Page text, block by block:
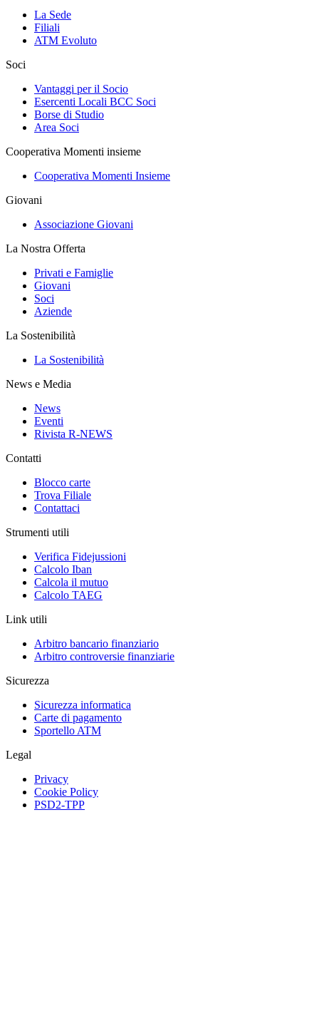
La Sede
Filiali
ATM Evoluto
Soci
Vantaggi per il Socio
Esercenti Locali BCC Soci
Borse di Studio
Area Soci
Cooperativa Momenti insieme
Cooperativa Momenti Insieme
Giovani
Associazione Giovani
La Nostra Offerta
Privati e Famiglie
Giovani
Soci
Aziende
La Sostenibilità
La Sostenibilità
News e Media
News
Eventi
Rivista R-NEWS
Contatti
Blocco carte
Trova Filiale
Contattaci
Strumenti utili
Verifica Fidejussioni
Calcolo Iban
Calcola il mutuo
Calcolo TAEG
Link utili
Arbitro bancario finanziario
Arbitro controversie finanziarie
Sicurezza
Sicurezza informatica
Carte di pagamento
Sportello ATM
Legal
Privacy
Cookie Policy
PSD2-TPP